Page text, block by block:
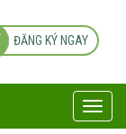
ĐĂNG KÝ NGAY
Toggle